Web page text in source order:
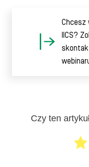
Chcesz
IICS?
Czy ten